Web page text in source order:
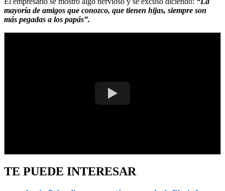
mayoría de amigos que conozco, que tienen hijas, siempre son
más pegadas a los papás”.
TE PUEDE INTERESAR